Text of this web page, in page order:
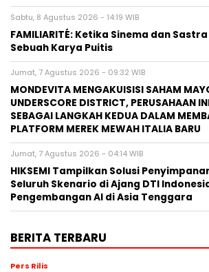
Sabtu, 8 Agustus 2026 - 14:19 WIB
FAMILIARITÉ: Ketika Sinema dan
Sebuah Karya Puitis
Jumat, 7 Agustus 2026 - 09:32 WIB
MONDEVITA MENGAKUISISI SAHAM
UNDERSCORE DISTRICT, PERUSAHAAN
SEBAGAI LANGKAH KEDUA DALAM
PLATFORM MEREK MEWAH ITALIA BARU
Jumat, 7 Agustus 2026 - 04:14 WIB
HIKSEMI Tampilkan Solusi
Seluruh Skenario di Ajang DTI
Pengembangan AI di Asia Tenggara
BERITA TERBARU
Pers Rilis